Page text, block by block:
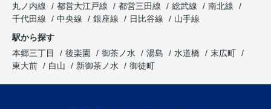
丸ノ内線
都営大江戸線 都営三田線 総武線
南北線
千代田線
中央線 銀座線 日比谷線
山手線
駅から探す
本郷三丁目
後楽園 御茶ノ水 湯島 水道橋
末広町
東大前
白山 新御茶ノ水 御徒町